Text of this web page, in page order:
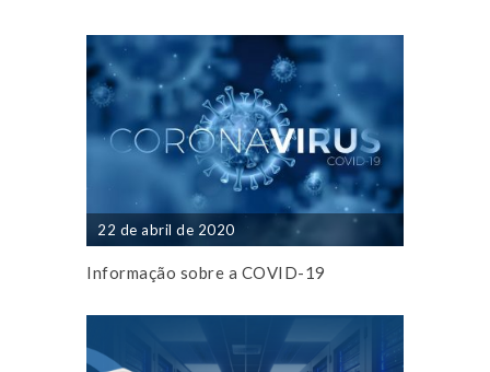
22 de abril de 2020
Informação sobre a COVID-19